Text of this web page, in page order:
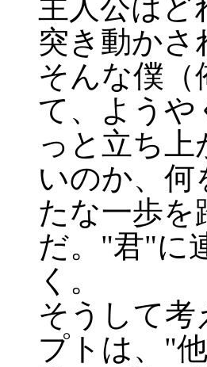
主人公はど
突き動かさ
そんな僕（
て、ようや
っと立ち
いのか、
たな一歩
だ。"君"に
く。
そうして
プトは、"